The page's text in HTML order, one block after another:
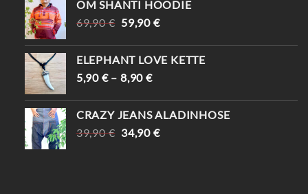
29,90 €24,90 €.
OM SHANTI HOODIE
69,90€ URSPRÜNGLICHER
WAR:
69,90 €
59,90 €AKTUELLER
IST:
59,90 €.
ELEPHANT LOVE KETTE
5,90 €–8,90€
CRAZY JEANS ALADINHOSE
39,90€ URSPRÜNGLICHER
34,90 €AKTUELLER